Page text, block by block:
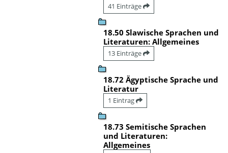
41 Einträge
18.50 Slawische Sprachen und
Literaturen: Allgemeines
13 Einträge
18.72 Ägyptische Sprache und
Literatur
1 Eintrag
18.73 Semitische Sprachen
und Literaturen:
Allgemeines